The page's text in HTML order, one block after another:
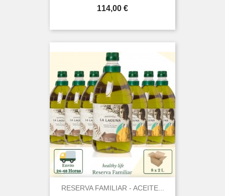
Prezo
114,00 €
RESERVA FAMILIAR - ACEITE...